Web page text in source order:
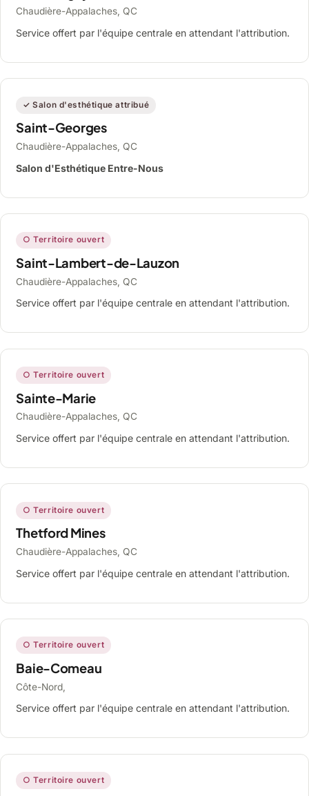
Chaudière-Appalaches, QC
Service offert par l'équipe centrale en attendant l'attribution.
✓ Salon d'esthétique attribué
Saint-Georges
Chaudière-Appalaches, QC
Salon d'Esthétique Entre-Nous
○ Territoire ouvert
Saint-Lambert-de-Lauzon
Chaudière-Appalaches, QC
Service offert par l'équipe centrale en attendant l'attribution.
○ Territoire ouvert
Sainte-Marie
Chaudière-Appalaches, QC
Service offert par l'équipe centrale en attendant l'attribution.
○ Territoire ouvert
Thetford Mines
Chaudière-Appalaches, QC
Service offert par l'équipe centrale en attendant l'attribution.
○ Territoire ouvert
Baie-Comeau
Côte-Nord,
Service offert par l'équipe centrale en attendant l'attribution.
○ Territoire ouvert